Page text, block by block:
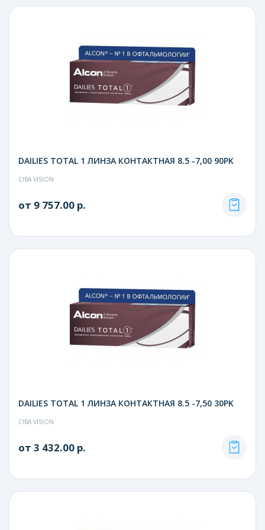
DAILIES TOTAL 1 ЛИНЗА КОНТАКТНАЯ 8.5 -7,00 90PK
CIBA VISION
от 9 757.00 р.
DAILIES TOTAL 1 ЛИНЗА КОНТАКТНАЯ 8.5 -7,50 30PK
CIBA VISION
от 3 432.00 р.